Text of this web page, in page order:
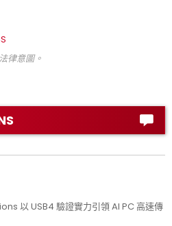
律意圖。
以 USB4 驗證實力引領 AI PC 高速傳